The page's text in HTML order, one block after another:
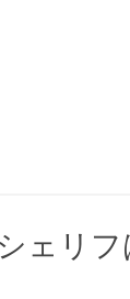
ェリフ